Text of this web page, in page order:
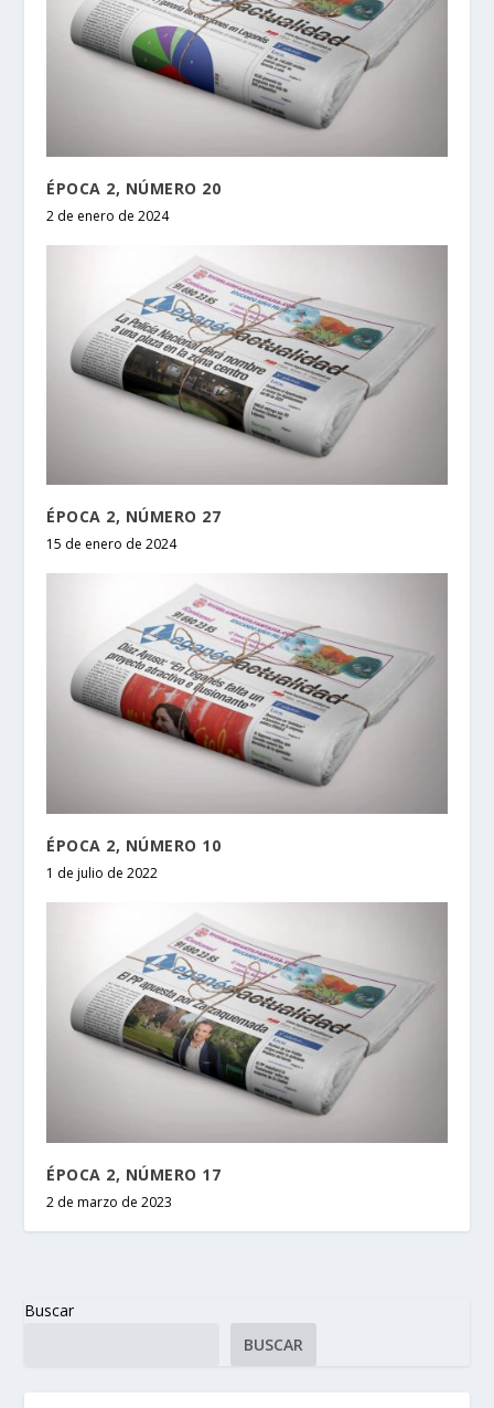
ÉPOCA 2, NÚMERO 20
2 de enero de 2024
ÉPOCA 2, NÚMERO 27
15 de enero de 2024
ÉPOCA 2, NÚMERO 10
1 de julio de 2022
ÉPOCA 2, NÚMERO 17
2 de marzo de 2023
Buscar
BUSCAR